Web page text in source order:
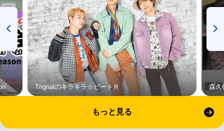
Trignalのキラキラ☆ビートＲ 森久
もっと見る